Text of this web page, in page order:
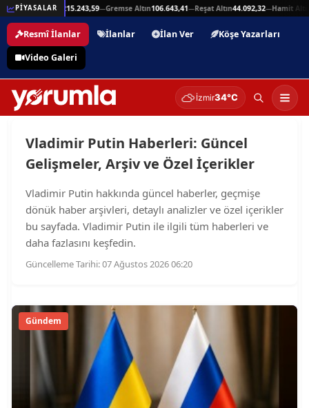
PİYASALAR
—Beşli Altın 215.243,59—Gremse Altın106.643,41—Reşat Altın44.092,32—Hamit Altın
Resmî İlanlar İlanlar İlan Ver
Köşe Yazarları
Video Galeri
İzmir34°C
Vladimir Putin Haberleri: Güncel
Gelişmeler, Arşiv ve Özel İçerikler
Vladimir Putin hakkında güncel haberler, geçmişe
dönük haber arşivleri, detaylı analizler ve özel içerikler
bu sayfada. Vladimir Putin ile ilgili tüm haberleri ve
daha fazlasını keşfedin.
Güncelleme Tarihi: 07 Ağustos 2026 06:20
Gündem